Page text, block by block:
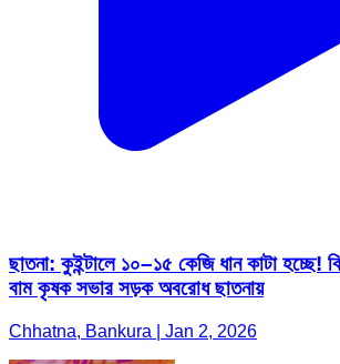
ছাতনা: কুইন্টালে ১০–১৫ কেজি ধান কাটা হচ্ছে!
বাম কৃষক সভার সড়ক অবরোধ ছাতনায়
Chhatna, Bankura | Jan 2, 2026